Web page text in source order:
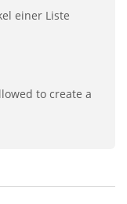
einer Liste
to create a